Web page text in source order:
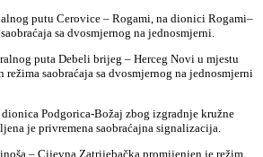
putu Cerovice – Rogami, na dionici Rogami–
sa dvosmjernog na jednosmjerni.
puta Debeli brijeg – Herceg Novi u mjestu
režima saobraćaja sa dvosmjernog na jednosmjerni
Podgorica-Božaj zbog izgradnje kružne
je privremena saobraćajna signalizacija.
– Cijevna Zatrijebačka promijenjen je režim